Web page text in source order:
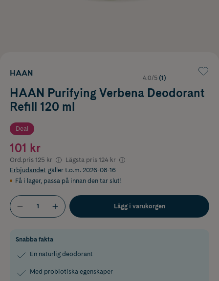
HAAN
4.0/5 (1)
HAAN Purifying Verbena Deodorant
Refill 120 ml
Deal
101 kr
Ord.pris 125 kr Lägsta pris 124 kr
Erbjudandet gäller t.o.m. 2026-08-16
Få i lager, passa på innan den tar slut!
Lägg i varukorgen
Snabba fakta
En naturlig deodorant
Med probiotiska egenskaper